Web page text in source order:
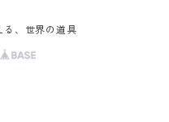
、世界の道具